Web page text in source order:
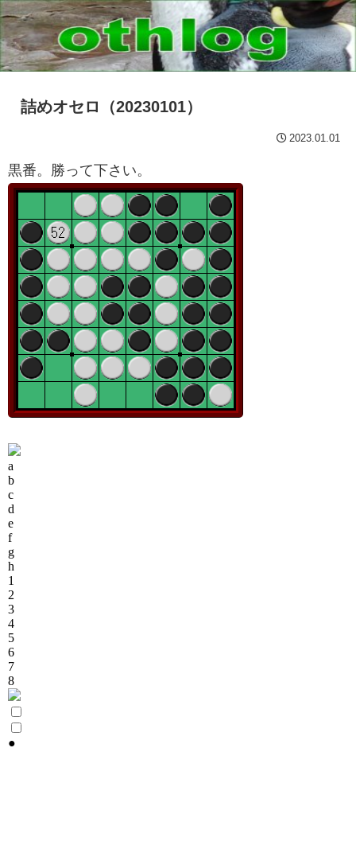
詰めオセロ（20230101）
2023.01.01
黒番。勝って下さい。